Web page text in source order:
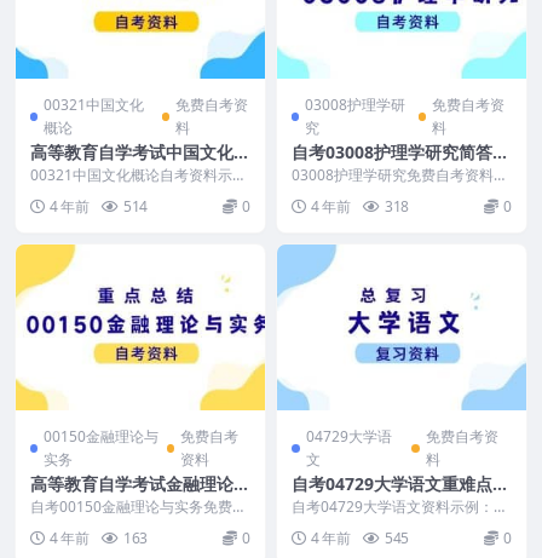
00321中国文化
概论
免费自考资
料
高等教育自学考试中国文化概
论必考知识点
00321中国文化概论自考资料示
例： （资料是免费的，适用于全
国高等教育自学考试...
4 年前 514 0
03008护理学研
究
免费自考资
料
自考03008护理学研究简答题
汇总免费下载
03008护理学研究免费自考资料示
例： （资料是免费的，适用于全
国高等教育自学考...
4 年前 318 0
00150金融理论与
实务
免费自考
资料
高等教育自学考试金融理论与
实务知识总结免费下载
自考00150金融理论与实务免费复
习资料示例： （资料是免费的，
适用于全国高等教...
4 年前 163 0
04729大学语
文
免费自考资
料
自考04729大学语文重难点复
习资料
自考04729大学语文资料示例：
（资料是免费的，适用于高等教育
自学考试大学语文...
4 年前 545 0